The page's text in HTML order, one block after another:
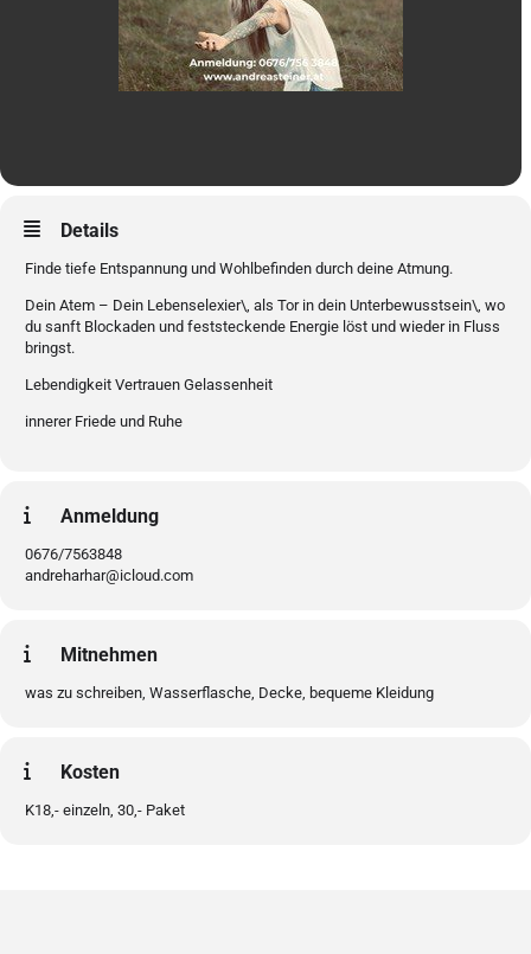
Details
Finde tiefe Entspannung und Wohlbefinden durch deine Atmung.
Dein Atem – Dein Lebenselexier\, als Tor in dein Unterbewusstsein\, wo
du sanft Blockaden und feststeckende Energie löst und wieder in Fluss
bringst.
Lebendigkeit Vertrauen Gelassenheit
innerer Friede und Ruhe
Anmeldung
0676/7563848
andreharhar@icloud.com
Mitnehmen
was zu schreiben, Wasserflasche, Decke, bequeme Kleidung
Kosten
K18,- einzeln, 30,- Paket